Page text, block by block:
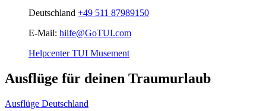
Deutschland +49 511 87989150
E-Mail: hilfe@GoTUI.com
Helpcenter TUI Musement
Ausflüge für deinen Traumurlaub
Ausflüge Deutschland